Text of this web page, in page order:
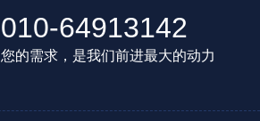
010-64913142
您的需求，是我们前进最大的动力